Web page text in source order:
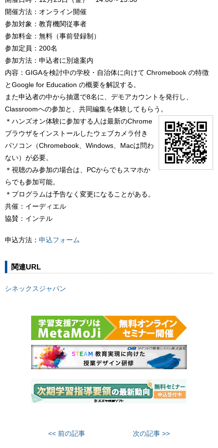
開催方法：オンライン開催
参加対象：教育機関従事者
参加料金：無料（事前登録制）
参加定員：200名
参加方法：申込者に別途案内
内容：GIGAを検討中の学校・自治体に向けて Chromebook の特徴
とGoogle for Education の概要を解説する。
また申込者の中から抽選で8名に、デモアカウントを発行し、
Classroomへの参加と、共同編集を体験してもらう。
＊ハンズオン体験に参加する人は最新のChrome
ブラウザをインストールしたウェブカメラ付き
パソコン（Chromebook、Windows、Macは問わ
ない）が必要。
＊視聴のみ参加の場合は、PCからでもスマホか
らでも参加可能。
＊プログラムは予告なく変更になることがある。
共催：イーディエル
協賛：インテル
申込方法： 申込フォーム
関連URL
シネックスジャパン
<< 前の記事 次の記事 >>